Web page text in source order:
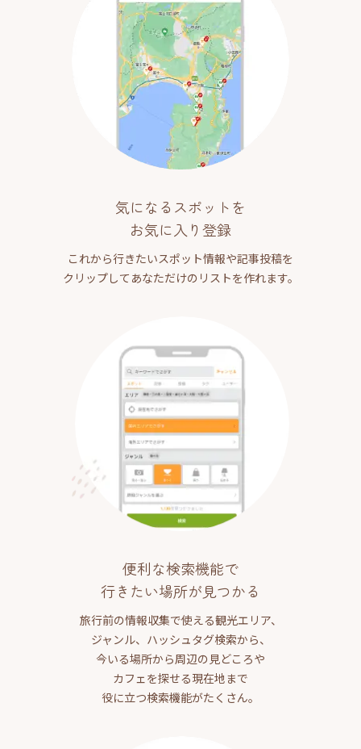
気になるスポットを
お気に入り登録
これから行きたいスポット情報や記事投稿を
クリップしてあなただけのリストを作れます。
便利な検索機能で
行きたい場所が見つかる
旅行前の情報収集で使える観光エリア、
ジャンル、ハッシュタグ検索から、
今いる場所から周辺の見どころや
カフェを探せる現在地まで
役に立つ検索機能がたくさん。